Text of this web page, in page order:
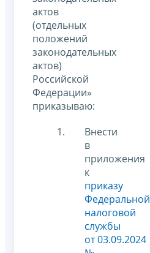
актов
(отдельных
положений
законодательных
актов)
Российской
Федерации»
приказываю:
Внести
в
приложения
к
приказу
Федеральной
налоговой
службы
от 03.09.2024